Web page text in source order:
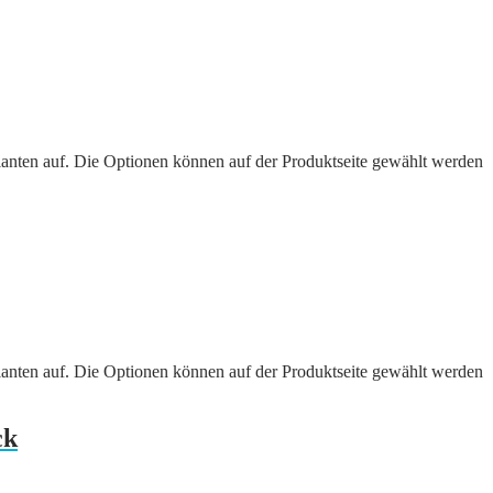
auf. Die Optionen können auf der Produktseite gewählt werden
auf. Die Optionen können auf der Produktseite gewählt werden